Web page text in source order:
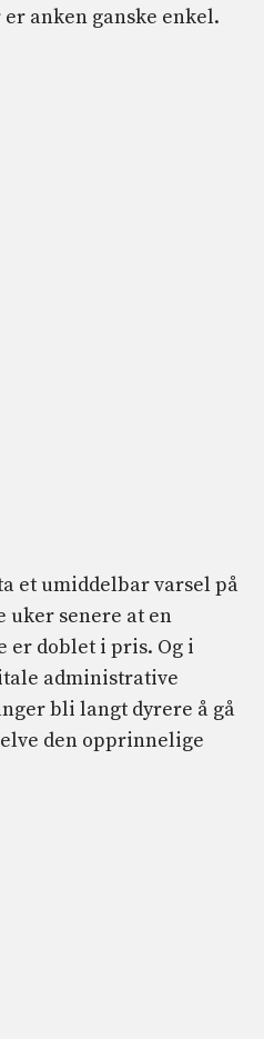
anken ganske enkel.
et umiddelbar varsel på
uker senere at en
er doblet i pris. Og i
administrative
bli langt dyrere å gå
den opprinnelige